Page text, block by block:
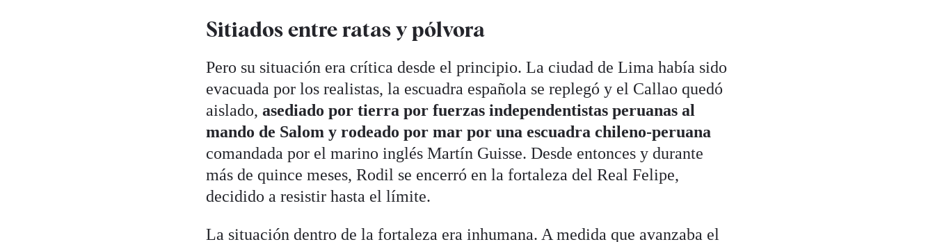
Sitiados entre ratas y pólvora
Pero su situación era crítica desde el principio. La ciudad de Lima había sido
evacuada por los realistas, la escuadra española se replegó y el Callao quedó
aislado, asediado por tierra por fuerzas independentistas peruanas al
mando de Salom y rodeado por mar por una escuadra chileno-peruana
comandada por el marino inglés Martín Guisse. Desde entonces y durante
más de quince meses, Rodil se encerró en la fortaleza del Real Felipe,
decidido a resistir hasta el límite.
La situación dentro de la fortaleza era inhumana. A medida que avanzaba el